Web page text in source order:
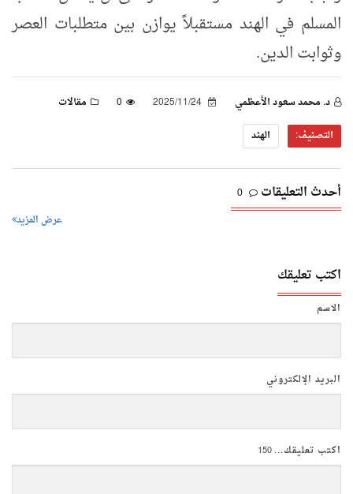
المسلم في الهند مستقبلاً يوازن بين متطلبات العصر
وثوابت الدين.
د. محمد سعود الأعظمي 0
مقالات
التصنيف:
الهند
أحدث التعليقات 0
عرض المزيد
اكتب تعليقك
الاسم
البريد الإلكتروني
اكتب تعليقك...150